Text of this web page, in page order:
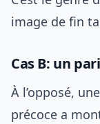
image de fin
Cas B: un
À l’opposé,
précoce a